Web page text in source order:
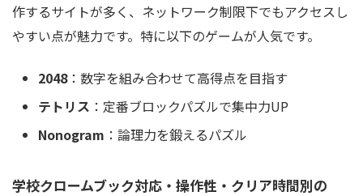
作するサイトが多く、ネットワーク制限下でもアクセスし
やすい点が魅力です。特に以下のゲームが人気です。
2048：数字を組み合わせて高得点を目指す
テトリス ：定番ブロックパズルで集中力UP
Nonogram ：論理力を鍛えるパズル
学校クロームブック対応・操作性・クリア時間別の